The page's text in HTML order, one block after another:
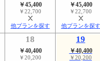
￥45,400
￥22,700
他プランを探す
￥45,400
￥22,700
他プランを探す
18
￥40,400
￥20,200
19
￥40,400
￥20,200